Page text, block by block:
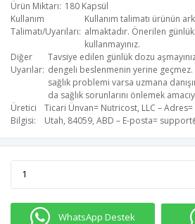
Ürün Miktarı 180 Kapsül
Kullanım
Talimatı/Uyarıları
Kullanım talimatı ürünün
almaktadır. Önerilen
kullanmayınız.
Diğer
Uyarılar
Tavsiye edilen günlük dozu
dengeli beslenmenin yerine
sağlık problemi varsa uzmana
da sağlık sorunlarını önlemek
Üretici
Bilgisi
Ticari Ünvan= Nutricost, LLC –
Utah, 84059, ABD – E-posta=
WhatsApp Destek